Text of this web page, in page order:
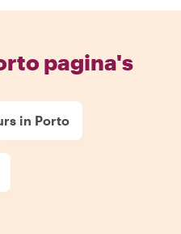
pagina's
in Porto